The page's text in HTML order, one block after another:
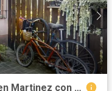
Casa en Venta de 6 Ambientes en Martinez con Jardín